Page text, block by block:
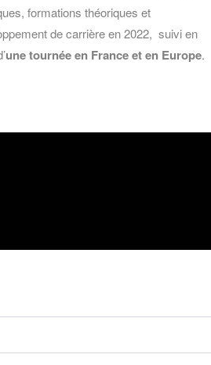
formations théoriques et
de carrière en 2022, suivi en
une tournée en France et en Europe.